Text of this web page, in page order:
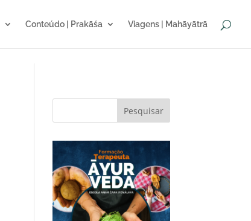
Conteúdo | Prakāśa Viagens | Mahāyātrā
Pesquisar